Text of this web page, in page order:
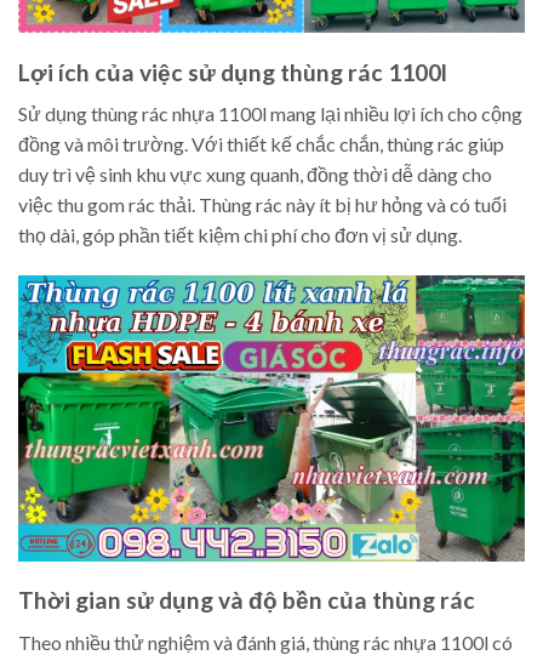
Lợi ích của việc sử dụng thùng rác 1100l
Sử dụng thùng rác nhựa 1100l mang lại nhiều lợi ích cho cộng
đồng và môi trường. Với thiết kế chắc chắn, thùng rác giúp
duy trì vệ sinh khu vực xung quanh, đồng thời dễ dàng cho
việc thu gom rác thải. Thùng rác này ít bị hư hỏng và có tuổi
thọ dài, góp phần tiết kiệm chi phí cho đơn vị sử dụng.
Thời gian sử dụng và độ bền của thùng rác
Theo nhiều thử nghiệm và đánh giá, thùng rác nhựa 1100l có